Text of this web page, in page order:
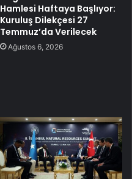
Hamlesi Haftaya Başlıyor:
Kuruluş Dilekçesi 27
Temmuz’da Verilecek
Ağustos 6, 2026